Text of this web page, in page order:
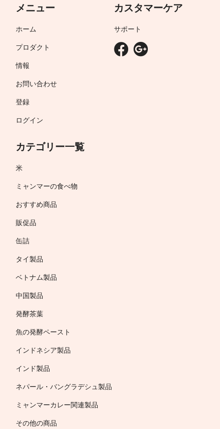
メニュー
ホーム
プロダクト
情報
お問い合わせ
登録
ログイン
カテゴリー一覧
米
ミャンマーの食べ物
おすすめ商品
販促品
缶詰
タイ製品
ベトナム製品
中国製品
発酵茶葉
魚の発酵ペースト
インドネシア製品
インド製品
ネパール・バングラデシュ製品
ミャンマーカレー関連製品
その他の商品
カスタマーケア
サポート